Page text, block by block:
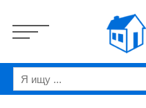
Версия для слабовидящих: